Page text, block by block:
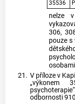
35536
nelze
306,
pouze
21. V příloze v
„výkonem
odbornosti